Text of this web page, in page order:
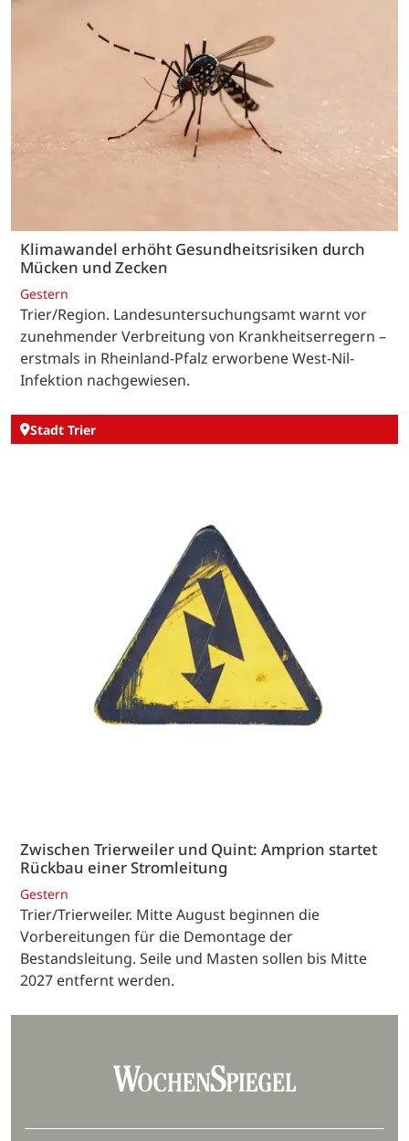
Klimawandel erhöht Gesundheitsrisiken durch
Mücken und Zecken
Gestern
Trier/Region. Landesuntersuchungsamt warnt vor
zunehmender Verbreitung von Krankheitserregern –
erstmals in Rheinland-Pfalz erworbene West-Nil-
Infektion nachgewiesen.
Stadt Trier
Zwischen Trierweiler und Quint: Amprion startet
Rückbau einer Stromleitung
Gestern
Trier/Trierweiler. Mitte August beginnen die
Vorbereitungen für die Demontage der
Bestandsleitung. Seile und Masten sollen bis Mitte
2027 entfernt werden.